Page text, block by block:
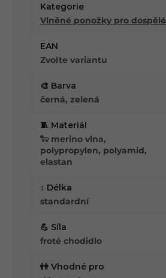
Kategorie
Vlněné ponožky pro dospělé
EAN
Zvolte variantu
🎨 Barva
černá, zelená
🧵 Materiál
🐑 merino vlna,
polypropylen, polyamid,
elastan
↕️ Délka
standardní
💪 Síla
froté chodidlo
👫 Vhodné pro